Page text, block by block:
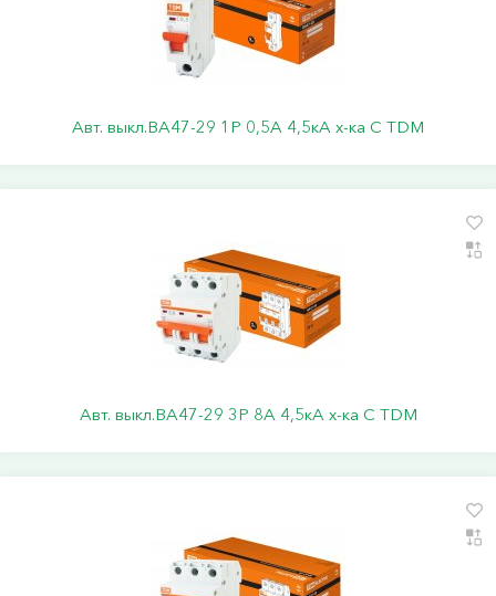
Авт. выкл.ВА47-29 1Р 0,5А 4,5кА х-ка С TDM
Авт. выкл.ВА47-29 3Р 8А 4,5кА х-ка С TDM